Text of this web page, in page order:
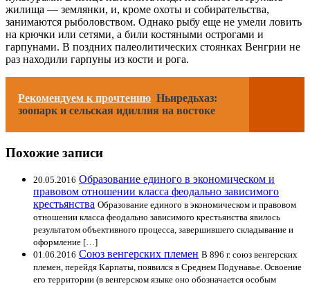
жилища — землянки, и, кроме охоты и собирательства,
занимаются рыболовством. Однако рыбу еще не умели ловить
на крючки или сетями, а били костяными острогами и
гарпунами. В поздних палеолитических стоянках Венгрии не
раз находили гарпуны из кости и рога.
Рекомендуем к прочтению Ньиредьхаз:
зоопарк и сельская идиллия на востоке
Похожие записи
20.05.2016 Образование единого в экономическом и
правовом отношении класса феодально зависимого
крестьянства Образование единого в экономическом и правовом
отношении класса феодально зависимого крестьянства явилось
результатом объективного процесса, завершившего складывание и
оформление […]
01.06.2016 Союз венгерских племен В 896 г. союз венгерских
племен, перейдя Карпаты, появился в Среднем Подунавье. Освоение
его территории (в венгерском языке оно обозначается особым